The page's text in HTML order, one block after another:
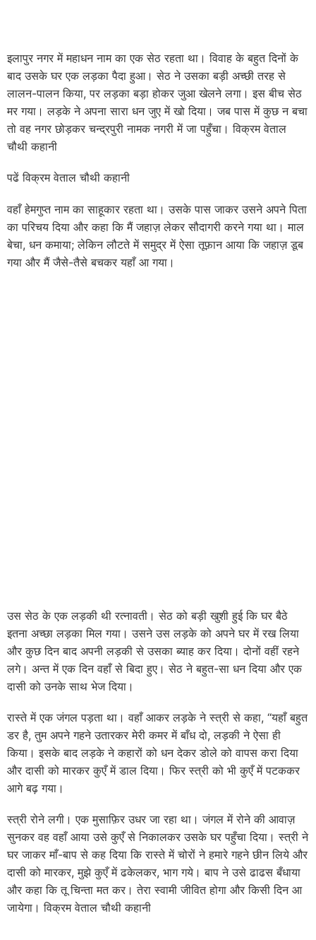
इलापुर नगर में महाधन नाम का एक सेठ रहता था। विवाह के बहुत दिनों के
बाद उसके घर एक लड़का पैदा हुआ। सेठ ने उसका बड़ी अच्छी तरह से
लालन-पालन किया, पर लड़का बड़ा होकर जुआ खेलने लगा। इस बीच सेठ
मर गया। लड़के ने अपना सारा धन जुए में खो दिया। जब पास में कुछ न बचा
तो वह नगर छोड़कर चन्द्रपुरी नामक नगरी में जा पहुँचा। विक्रम वेताल
चौथी कहानी
पढें विक्रम वेताल चौथी कहानी
वहाँ हेमगुप्त नाम का साहूकार रहता था। उसके पास जाकर उसने अपने पिता
का परिचय दिया और कहा कि मैं जहाज़ लेकर सौदागरी करने गया था। माल
बेचा, धन कमाया; लेकिन लौटते में समुद्र में ऐसा तूफ़ान आया कि जहाज़ डूब
गया और मैं जैसे-तैसे बचकर यहाँ आ गया।
उस सेठ के एक लड़की थी रत्नावती। सेठ को बड़ी खुशी हुई कि घर बैठे
इतना अच्छा लड़का मिल गया। उसने उस लड़के को अपने घर में रख लिया
और कुछ दिन बाद अपनी लड़की से उसका ब्याह कर दिया। दोनों वहीं रहने
लगे। अन्त में एक दिन वहाँ से बिदा हुए। सेठ ने बहुत-सा धन दिया और एक
दासी को उनके साथ भेज दिया।
रास्ते में एक जंगल पड़ता था। वहाँ आकर लड़के ने स्त्री से कहा, “यहाँ बहुत
डर है, तुम अपने गहने उतारकर मेरी कमर में बाँध दो, लड़की ने ऐसा ही
किया। इसके बाद लड़के ने कहारों को धन देकर डोले को वापस करा दिया
और दासी को मारकर कुएँ में डाल दिया। फिर स्त्री को भी कुएँ में पटककर
आगे बढ़ गया।
स्त्री रोने लगी। एक मुसाफ़िर उधर जा रहा था। जंगल में रोने की आवाज़
सुनकर वह वहाँ आया उसे कुएँ से निकालकर उसके घर पहुँचा दिया। स्त्री ने
घर जाकर माँ-बाप से कह दिया कि रास्ते में चोरों ने हमारे गहने छीन लिये और
दासी को मारकर, मुझे कुएँ में ढकेलकर, भाग गये। बाप ने उसे ढाढस बँधाया
और कहा कि तू चिन्ता मत कर। तेरा स्वामी जीवित होगा और किसी दिन आ
जायेगा। विक्रम वेताल चौथी कहानी